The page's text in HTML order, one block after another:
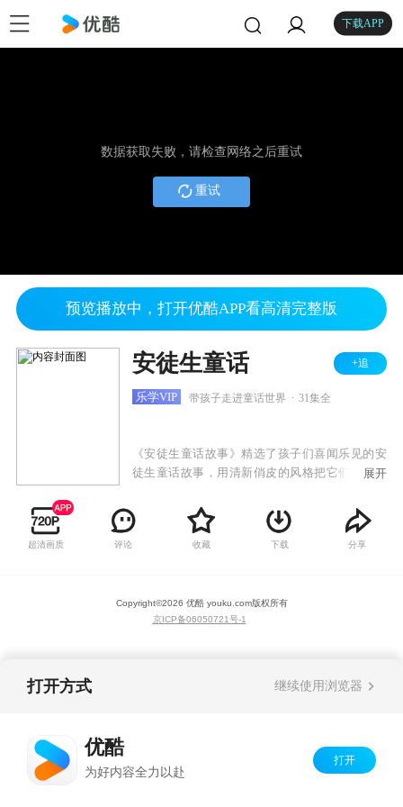
下载APP
数据获取失败，请检查网络之后重试
重试
预览播放中，打开优酷APP看高清完整版
安徒生童话 +追
乐学VIP 带孩子走进童话世界 31集全
《安徒生童话故事》精选了孩子们喜闻乐见的安
徒生童话故事，用清新俏皮的风格把它们展现在
灵在美好的故事里佯倘，让孩子的童年变得更美
好。
展开
超清画质 评论 收藏 下载 分享
Copyright©2026 优酷 youku.com版权所有
京ICP备06050721号-1
打开方式 继续使用浏览器
优酷
为好内容全力以赴
打开